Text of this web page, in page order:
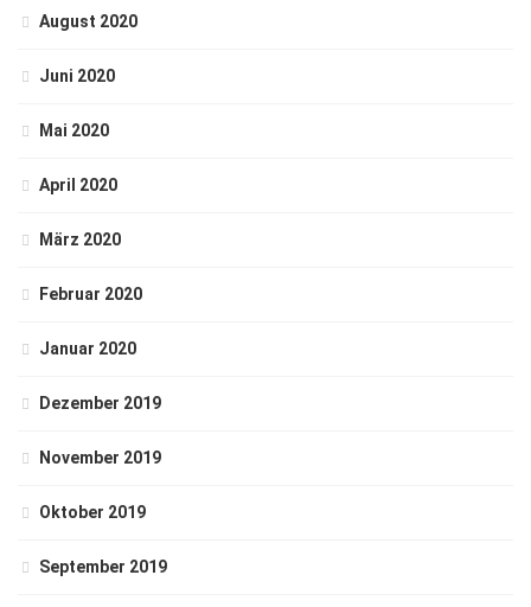
August 2020
Juni 2020
Mai 2020
April 2020
März 2020
Februar 2020
Januar 2020
Dezember 2019
November 2019
Oktober 2019
September 2019